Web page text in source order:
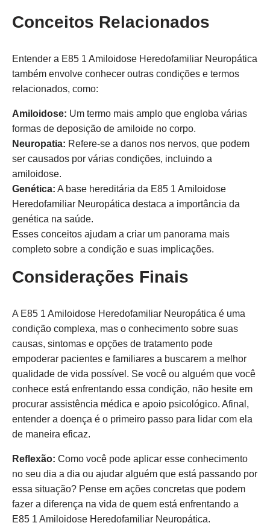
Conceitos Relacionados
Entender a E85 1 Amiloidose Heredofamiliar Neuropática
também envolve conhecer outras condições e termos
relacionados, como:
Amiloidose: Um termo mais amplo que engloba várias
formas de deposição de amiloide no corpo.
Neuropatia: Refere-se a danos nos nervos, que podem
ser causados por várias condições, incluindo a
amiloidose.
Genética: A base hereditária da E85 1 Amiloidose
Heredofamiliar Neuropática destaca a importância da
genética na saúde.
Esses conceitos ajudam a criar um panorama mais
completo sobre a condição e suas implicações.
Considerações Finais
A E85 1 Amiloidose Heredofamiliar Neuropática é uma
condição complexa, mas o conhecimento sobre suas
causas, sintomas e opções de tratamento pode
empoderar pacientes e familiares a buscarem a melhor
qualidade de vida possível. Se você ou alguém que você
conhece está enfrentando essa condição, não hesite em
procurar assistência médica e apoio psicológico. Afinal,
entender a doença é o primeiro passo para lidar com ela
de maneira eficaz.
Reflexão: Como você pode aplicar esse conhecimento
no seu dia a dia ou ajudar alguém que está passando por
essa situação? Pense em ações concretas que podem
fazer a diferença na vida de quem está enfrentando a
E85 1 Amiloidose Heredofamiliar Neuropática.